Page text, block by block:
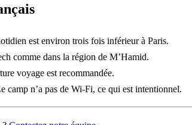
est environ trois fois inférieur à Paris.
comme dans la région de M’Hamid.
voyage est recommandée.
camp n’a pas de Wi-Fi, ce qui est intentionnel.